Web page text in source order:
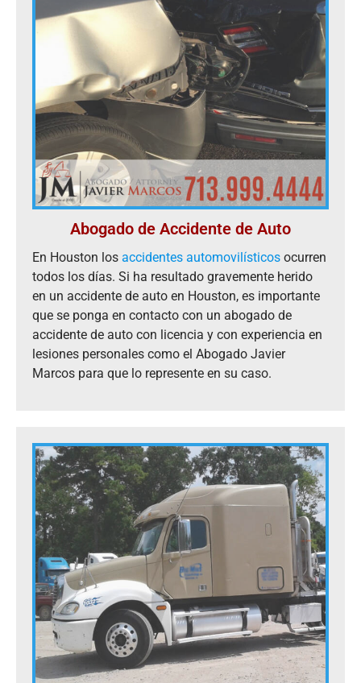
Abogado de Accidente de Auto
En Houston los accidentes automovilísticos ocurren
todos los días. Si ha resultado gravemente herido
en un accidente de auto en Houston, es importante
que se ponga en contacto con un abogado de
accidente de auto con licencia y con experiencia en
lesiones personales como el Abogado Javier
Marcos para que lo represente en su caso.